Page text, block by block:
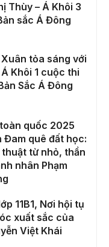
Thùy – Á Khôi 3
sắc Á Đông
tỏa sáng với
Khôi 1 cuộc thi
Sắc Á Đông
quốc 2025
Đam quê đất học:
thuật từ nhỏ, thần
nhân Phạm
11B1, Nơi hội tụ
xuất sắc của
Việt Khái